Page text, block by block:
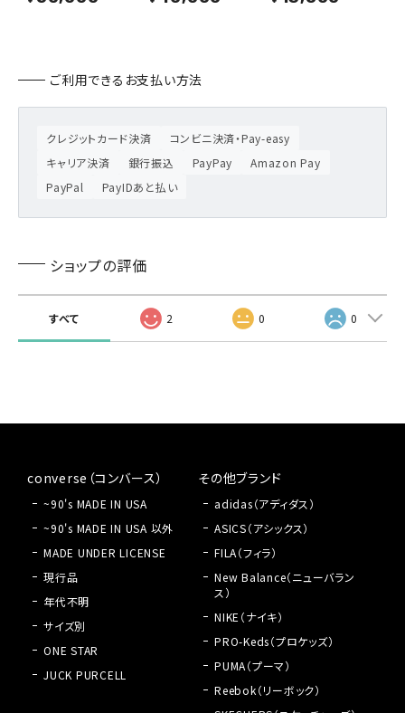
converse（コンバース）
~90's MADE IN USA
~90's MADE IN USA 以外
MADE UNDER LICENSE
現行品
年代不明
サイズ別
ONE STAR
JUCK PURCELL
その他ブランド
adidas（アディダス）
ASICS（アシックス）
FILA（フィラ）
New Balance（ニューバラン
ス）
NIKE（ナイキ）
PRO-Keds（プロケッズ）
PUMA（プーマ）
Reebok（リーボック）
ご利用できるお支払い方法
クレジットカード決済
コンビニ決済・Pay-easy
キャリア決済
銀行振込 PayPay
Amazon Pay
PayPal
PayIDあと払い
ショップの評価
すべて 2 0 0